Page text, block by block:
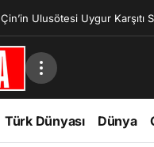
Çin’in Ulusötesi Uygur Karşıtı
Yeni Araştırması
Türk Dünyası Dünya